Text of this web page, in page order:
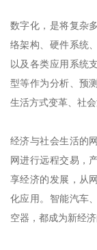
数字化，是将复杂
络架构、硬件系统
以及各类应用系统
型等作为分析、预
生活方式变革、社会
经济与社会生活的
网进行远程交易，
享经济的发展，从
化应用。智能汽车
空器，都成为新经济